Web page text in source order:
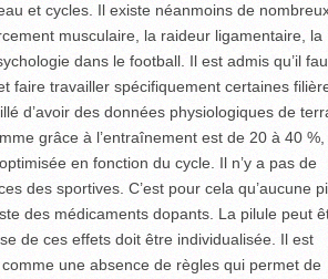
et cycles. Il existe néanmoins de
musculaire, la raideur ligamentaire, la
dans le football. Il est admis qu’il
faire travailler spécifique­ment certaines
d’avoir des données physiologiques de
grâce à l’entraînement est de 20 à 40 %,
en fonction du cycle. Il n’y a pas de
des sportives. C’est pour cela qu’aucune
des médicaments dopants. La pilule peut
de ces effets doit être individualisée. Il est
une absence de règles qui permet de